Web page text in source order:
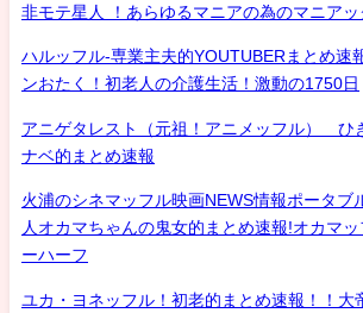
非モテ星人 ！あらゆるマニアの為のマニアッ
ハルッフル-専業主夫的YOUTUBERまとめ速
ンおたく！初老人の介護生活！激動の1750日
アニゲタレスト（元祖！アニメッフル） ひ
ナベ的まとめ速報
火浦のシネマッフル映画NEWS情報ポータブ
人オカマちゃんの鬼女的まとめ速報!オカマ
ーハーフ
ユカ・ヨネッフル！初老的まとめ速報！！大